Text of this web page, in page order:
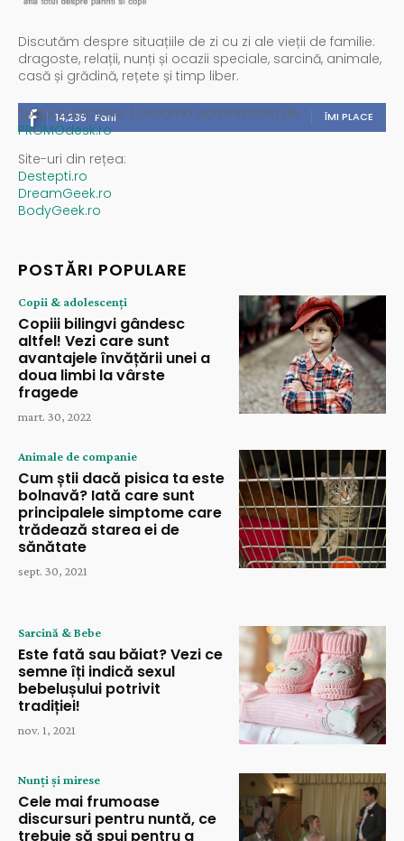
Discutăm despre situațiile de zi cu zi ale vieții de familie:
dragoste, relații, nunți și ocazii speciale, sarcină, animale,
casă și grădină, rețete și timp liber.
14,235 Fani ÎMI PLACE
Spații publicitare / reclamă administrată de
PROMOdesk.ro
Site-uri din rețea:
Destepti.ro
DreamGeek.ro
BodyGeek.ro
POSTĂRI POPULARE
Copii & adolescenți
Copiii bilingvi gândesc
altfel! Vezi care sunt
avantajele învățării unei a
doua limbi la vârste
fragede
mart. 30, 2022
Animale de companie
Cum știi dacă pisica ta este
bolnavă? Iată care sunt
principalele simptome care
trădează starea ei de
sănătate
sept. 30, 2021
Sarcină & Bebe
Este fată sau băiat? Vezi ce
semne îți indică sexul
bebelușului potrivit
tradiției!
nov. 1, 2021
Nunți și mirese
Cele mai frumoase
discursuri pentru nuntă, ce
trebuie să spui pentru a